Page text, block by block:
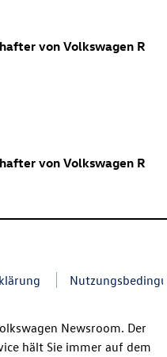
von Volkswagen R
von Volkswagen R
Newsroom. Der
hält Sie immer auf dem